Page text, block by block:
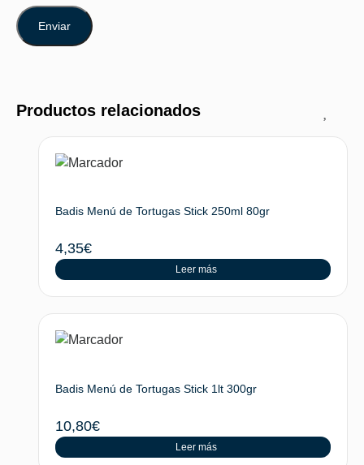
Productos relacionados
Badis Menú de Tortugas Stick 250ml 80gr
4,35€
Leer más
Badis Menú de Tortugas Stick 1lt 300gr
10,80€
Leer más